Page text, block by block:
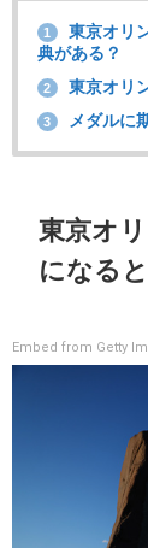
1
東京オリ
典がある？
2 東京オリ
3 メダルに
東京オ
になる
Embed from Getty